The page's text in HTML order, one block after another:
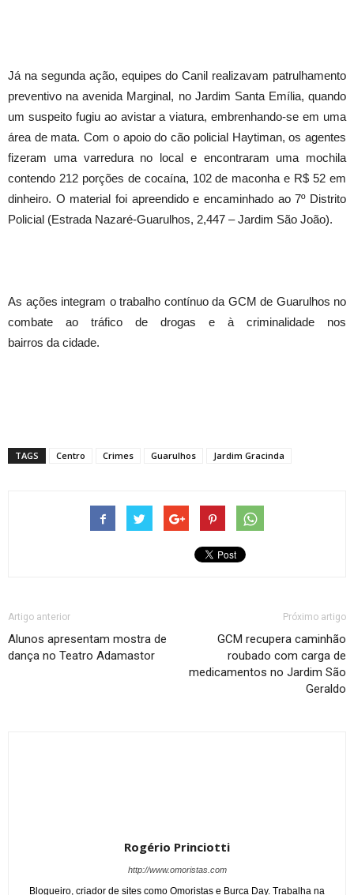
Já na segunda ação, equipes do Canil realizavam patrulhamento
preventivo na avenida Marginal, no Jardim Santa Emília, quando
um suspeito fugiu ao avistar a viatura, embrenhando-se em uma
área de mata. Com o apoio do cão policial Haytiman, os agentes
fizeram uma varredura no local e encontraram uma mochila
contendo 212 porções de cocaína, 102 de maconha e R$ 52 em
dinheiro. O material foi apreendido e encaminhado ao 7º Distrito
Policial (Estrada Nazaré-Guarulhos, 2,447 – Jardim São João).
As ações integram o trabalho contínuo da GCM de Guarulhos no
combate ao tráfico de drogas e à criminalidade nos
bairros da cidade.
TAGS Centro Crimes Guarulhos Jardim Gracinda
Artigo anterior
Alunos apresentam mostra de
dança no Teatro Adamastor
Próximo artigo
GCM recupera caminhão
roubado com carga de
medicamentos no Jardim São
Geraldo
Rogério Princiotti
http://www.omoristas.com
Blogueiro, criador de sites como Omoristas e Burca Day. Trabalha na